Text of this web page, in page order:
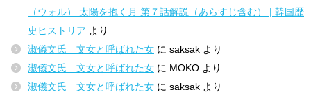
（ウォル） 太陽を抱く月 第７話解説（あらすじ含む） | 韓国歴
史ヒストリア より
淑儀文氏 文女と呼ばれた女 に saksak より
淑儀文氏 文女と呼ばれた女 に MOKO より
淑儀文氏 文女と呼ばれた女 に saksak より